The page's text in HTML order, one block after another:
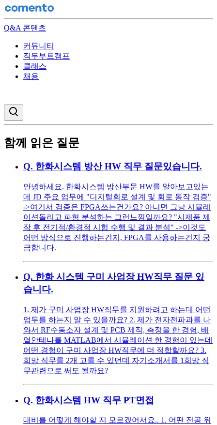
Q&A 콘텐츠
커뮤니티
직무부트캠프
클래스
채용
함께 읽은 질문
Q. 한화시스템 방산 HW 직무 질문있습니다.
안녕하세요. 한화시스템 방산부문 HW를 알아보고있는
데 JD 주요 업무에 "디지털회로 설계 및 회로 동작 검증"
->여기서 검증은 FPGA쓰는건가요? 아니면 그냥 시뮬레
이션돌리고 파형 분석하는 그런느낌일까요? "시제품 제
작 후 전기적/환경적 시험 수행 및 결과 분석" ->이것도
어떤 방식으로 진행하는건지, FPGA를 사용하는건지 궁
금합니다.
Q. 한화 시스템 구미 사업장 HW직무 질문 있
습니다.
1. 제가 구미 사업장 HW직무를 지원하려고 하는데 어떤
업무를 하는지 알 수 있을까요? 2. 제가 전자전파과를 나
와서 RF수동소자 설계 및 PCB 제작, 측정을 한 경험, 배
열안테나를 MATLAB에서 시뮬레이션 한 경험이 있는데
어떤 경험이 구미 사업장 HW직무에 더 적합할까요? 3.
희망 직무를 2개 고를 수 있던데 자기소개서를 1희망 직
무관련으로 써도 될까요?
Q. 한화시스템 HW 직무 PT면접
대비를 어떻게 해야할 지 모르겠어서요.. 1. 어떤 전공 위